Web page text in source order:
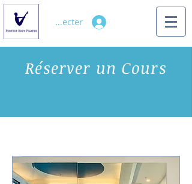
Se connecter
Réserver un Cours